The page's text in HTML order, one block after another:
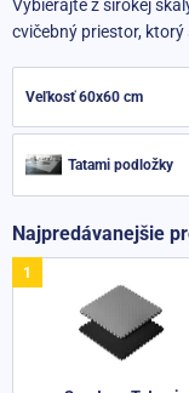
Vybierajte z širokej
cvičebný priestor,
Veľkosť 60x60 cm
Tatami podložky
Najpredávanejšie